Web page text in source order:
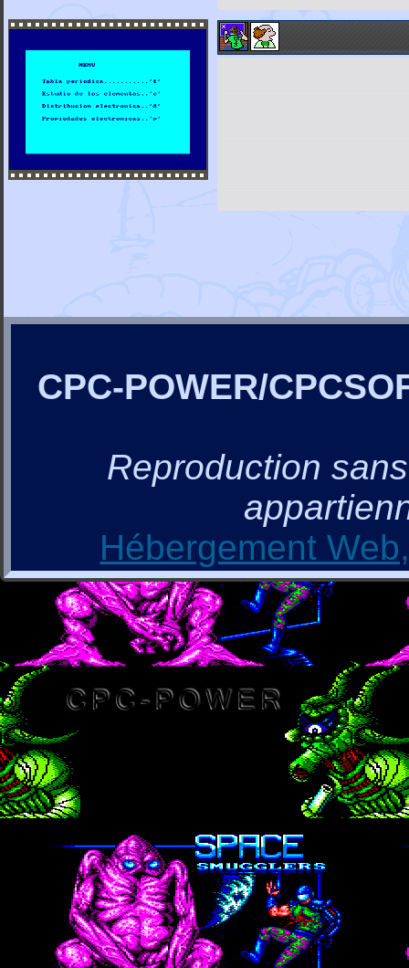
CPC-POWER/
Reproduction
Hébergement